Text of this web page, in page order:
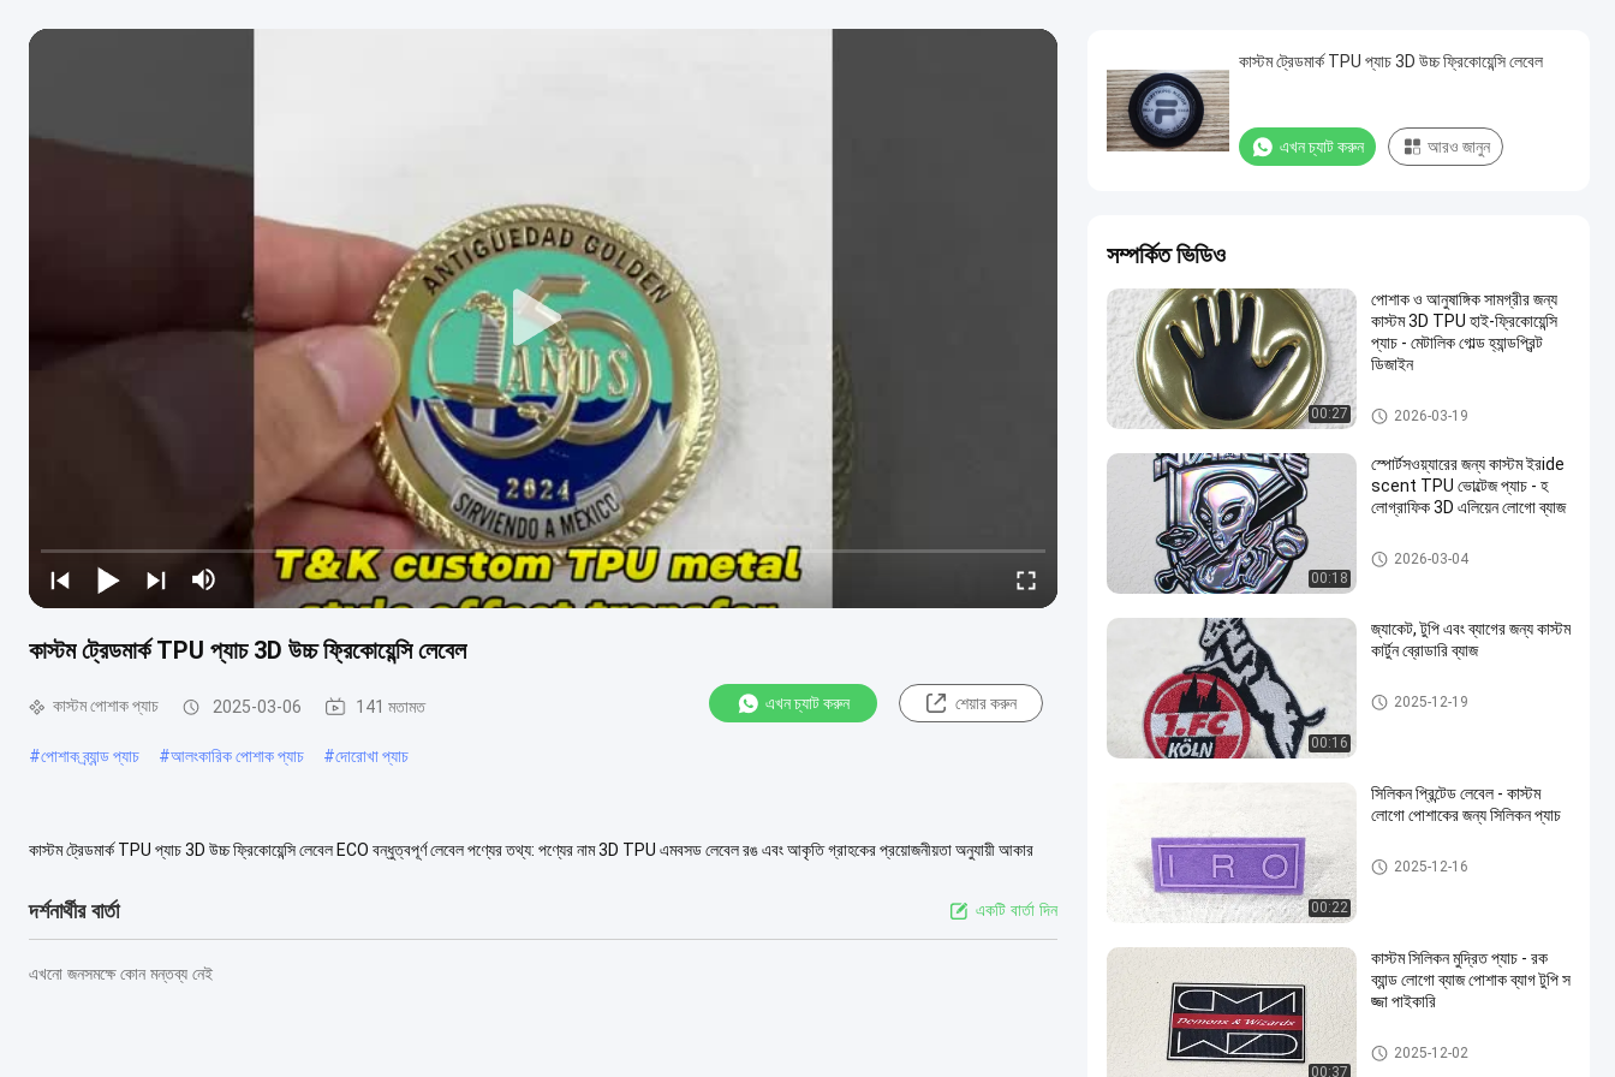
কাস্টম ট্রেডমার্ক TPU প্যাচ 3D উচ্চ ফ্রিকোয়েন্সি লেবেল
কাস্টম পোশাক প্যাচ 2025-03-06 141 মতামত এখন চ্যাট করুন শেয়ার করুন
#পোশাক ব্র্যান্ড প্যাচ #আলংকারিক পোশাক প্যাচ #দোরোখা প্যাচ
কাস্টম ট্রেডমার্ক TPU প্যাচ 3D উচ্চ ফ্রিকোয়েন্সি লেবেল ECO বন্ধুত্বপূর্ণ লেবেল পণ্যের তথ্য: পণ্যের নাম 3D TPU এমবসড লেবেল রঙ এবং আকৃতি গ্রাহকের প্রয়োজনীয়তা অনুযায়ী আকার
দর্শনার্থীর বার্তা একটি বার্তা দিন
এখনো জনসমক্ষে কোন মন্তব্য নেই
কাস্টম ট্রেডমার্ক TPU প্যাচ 3D উচ্চ ফ্রিকোয়েন্সি লেবেল
এখন চ্যাট করুন আরও জানুন
সম্পর্কিত ভিডিও
00:27
পোশাক ও আনুষাঙ্গিক সামগ্রীর জন্য
কাস্টম 3D TPU হাই-ফ্রিকোয়েন্সি
প্যাচ - মেটালিক গোল্ড হ্যান্ডপ্রিন্ট
ডিজাইন
কাস্টম পোশাক প্যাচ
2026-03-19
00:18
স্পোর্টসওয়্যারের জন্য কাস্টম ইরide
scent TPU ভোল্টেজ প্যাচ - হ
লোগ্রাফিক 3D এলিয়েন লোগো ব্যাজ
কাস্টম পোশাক প্যাচ
2026-03-04
00:16
জ্যাকেট, টুপি এবং ব্যাগের জন্য কাস্টম
কার্টুন ব্রোডারি ব্যাজ
কাস্টম পোশাক প্যাচ
2025-12-19
00:22
সিলিকন প্রিন্টেড লেবেল - কাস্টম
লোগো পোশাকের জন্য সিলিকন প্যাচ
কাস্টম পোশাক প্যাচ
2025-12-16
00:37
কাস্টম সিলিকন মুদ্রিত প্যাচ - রক
ব্যান্ড লোগো ব্যাজ পোশাক ব্যাগ টুপি স
জ্জা পাইকারি
কাস্টম পোশাক প্যাচ
2025-12-02